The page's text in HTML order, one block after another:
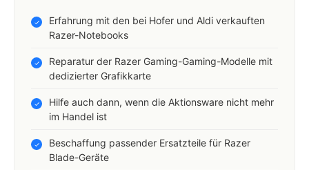
Erfahrung mit den bei Hofer und Aldi verkauften
Razer-Notebooks
Reparatur der Razer Gaming-Gaming-Modelle mit
dedizierter Grafikkarte
Hilfe auch dann, wenn die Aktionsware nicht mehr
im Handel ist
Beschaffung passender Ersatzteile für Razer
Blade-Geräte